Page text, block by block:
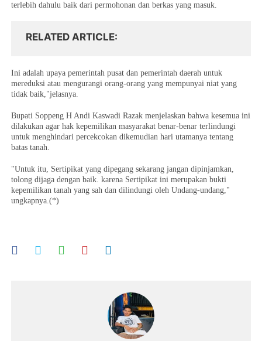
terlebih dahulu baik dari permohonan dan berkas yang masuk.
RELATED ARTICLE
Ini adalah upaya pemerintah pusat dan pemerintah daerah untuk
mereduksi atau mengurangi orang-orang yang mempunyai niat yang
tidak baik,"jelasnya.
Bupati Soppeng H Andi Kaswadi Razak menjelaskan bahwa kesemua ini
dilakukan agar hak kepemilikan masyarakat benar-benar terlindungi
untuk menghindari percekcokan dikemudian hari utamanya tentang
batas tanah.
"Untuk itu, Sertipikat yang dipegang sekarang jangan dipinjamkan,
tolong dijaga dengan baik. karena Sertipikat ini merupakan bukti
kepemilikan tanah yang sah dan dilindungi oleh Undang-undang,"
ungkapnya.(*)